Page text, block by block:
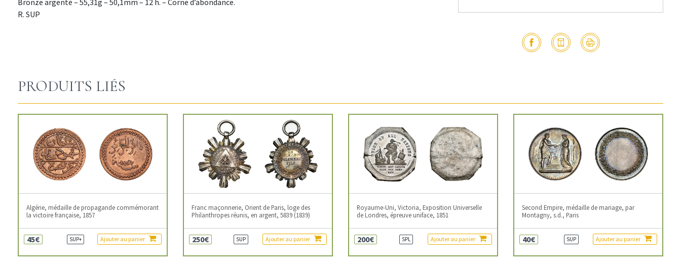
Bronze argenté – 55,31g – 50,1mm – 12 h. – Corne d’abondance.
R. SUP
PRODUITS LIÉS
Algérie, médaille de propagande commémorant
la victoire française, 1857
45€ SUP+ Ajouter au panier
Franc maçonnerie, Orient de Paris, loge des
Philanthropes réunis, en argent, 5839 (1839)
250€ SUP Ajouter au panier
Royaume-Uni, Victoria, Exposition Universelle
de Londres, épreuve uniface, 1851
200€ SPL Ajouter au panier
Second Empire, médaille de mariage, par
Montagny, s.d., Paris
40€ SUP Ajouter au panier